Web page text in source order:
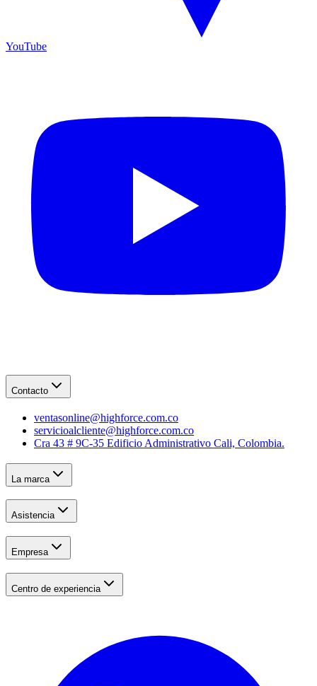
YouTube
Contacto
ventasonline@highforce.com.co
servicioalcliente@highforce.com.co
Cra 43 # 9C-35 Edificio Administrativo Cali, Colombia.
La marca
Asistencia
Empresa
Centro de experiencia